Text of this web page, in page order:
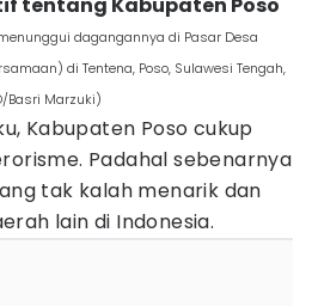
dagangannya di Pasar Desa
di Tentena, Poso, Sulawesi Tengah,
Basri Marzuki)
Kabupaten Poso cukup
Padahal sebenarnya
tak kalah menarik dan
lain di Indonesia.